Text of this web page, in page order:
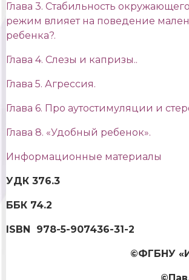
Глава 3. Стабильность
режим влияет на поведение
ребенка?.
Глава 4. Слезы и капризы..
Глава 5. Агрессия.
Глава 6. Про аутостимуляции и
Глава 8. «Удобный ребенок».
Информационные материалы
УДК 376.3
ББК 74.2
ISBN 978-5-907436-31-2
©ФГБНУ